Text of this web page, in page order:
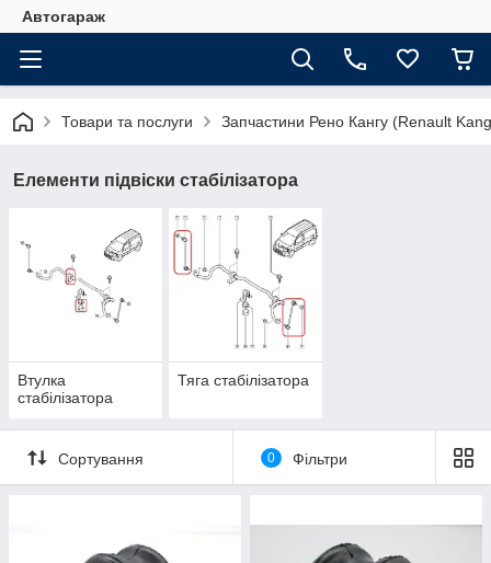
Автогараж
Товари та послуги Запчастини Рено Кангу (Renault
Елементи підвіски стабілізатора
Втулка
стабілізатора
Тяга стабілізатора
Сортування 0 Фільтри